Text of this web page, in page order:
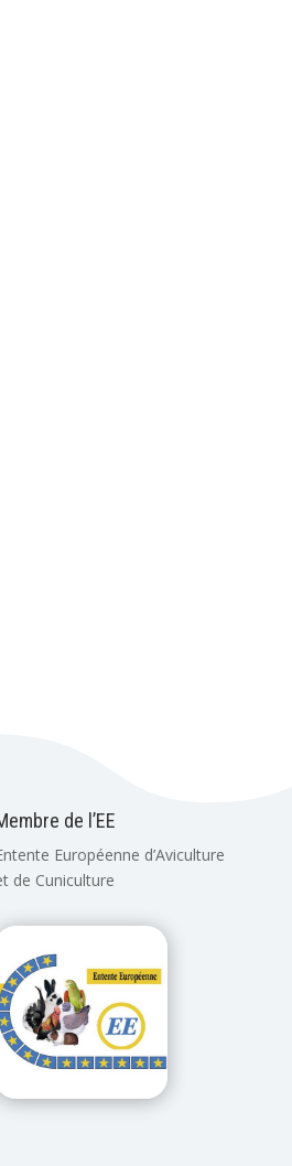
de l’EE
Européenne d’Aviculture
de Cuniculture